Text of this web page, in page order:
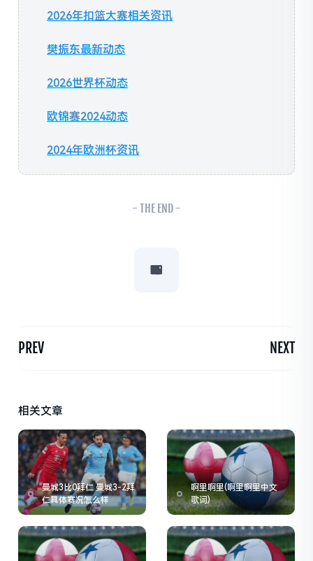
2026年扣篮大赛相关资讯
樊振东最新动态
2026世界杯动态
欧锦赛2024动态
2024年欧洲杯资讯
- THE END -
PREV NEXT
相关文章
曼城3比0拜仁 曼城3-2拜
仁具体赛况怎么样
啊里啊里(啊里啊里中文
歌词)